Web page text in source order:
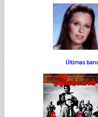
Últimas